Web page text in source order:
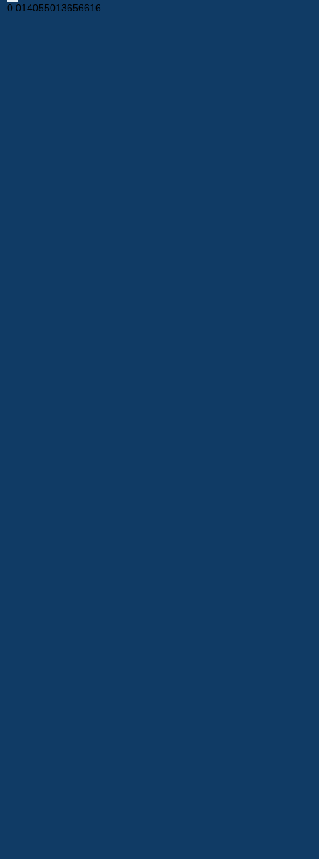
0.014055013656616